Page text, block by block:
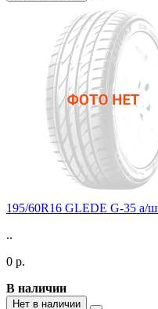
195/60R16 GLEDE G-35 а/
..
0 р.
В наличии
Нет в наличии